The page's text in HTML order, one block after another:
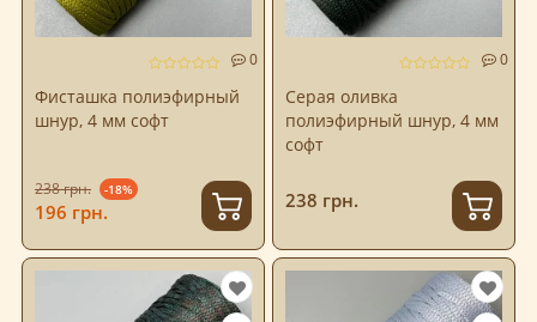
0
Фисташка полиэфирный
шнур, 4 мм софт
238 грн. -18%
196 грн.
0
Серая оливка
полиэфирный шнур, 4 мм
софт
238 грн.